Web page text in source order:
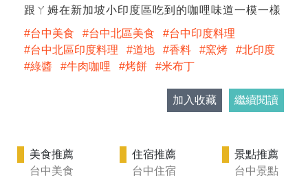
跟ㄚ姆在新加坡小印度區吃到的咖哩味道一模一樣
台中美食
台中北區美食
台中印度料理
台中北區印度料理
道地 香料 窯烤
北印度
綠醬
牛肉咖哩 烤餅 米布丁
加入收藏 繼續閱讀
美食推薦
台中美食
住宿推薦
台中住宿
景點推薦
台中景點